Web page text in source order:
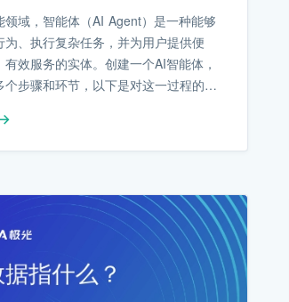
领域，智能体（AI Agent）是一种能够
为、执行复杂任务，并为用户提供便
效服务的实体。创建一个AI智能体，
个步骤和环节，以下是对这一过程的详